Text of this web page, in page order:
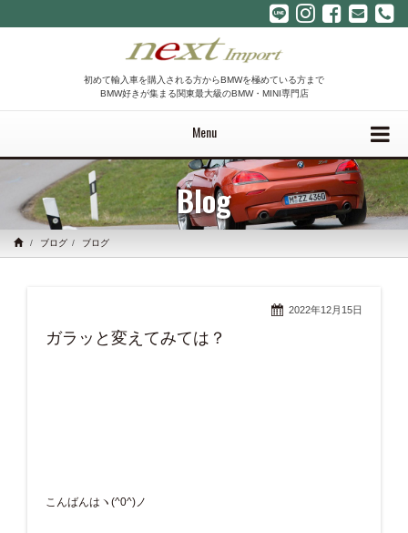
初めて輸入車を購入される方からBMWを極めている方まで
BMW好きが集まる関東最大級のBMW・MINI専門店
Menu
Blog
ブログ ブログ
2022年12月15日
ガラッと変えてみては？
こんばんはヽ(^0^)ノ